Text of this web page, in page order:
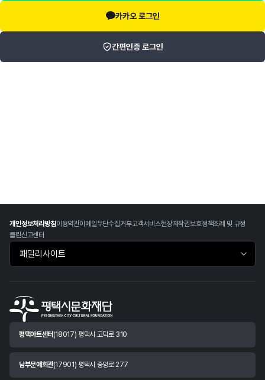
카카오 로그인
간편인증 로그인
개인정보처리방침이용약관이메일무단수집거부고객서비스헌장저작권보호정책조례 및 규정
클린신고센터
패밀리사이트 바로가기
평택아트센터 (18017) 평택시 고덕로 310
남부문예회관(17901) 평택시 중앙로 277